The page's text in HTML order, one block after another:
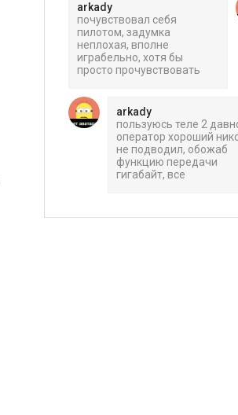
arkady
почувствовал себя
пилотом, задумка
неплохая, вполне
играбельно, хотя бы
просто прочувствовать
arkady
пользуюсь теле 2
оператор хороший
не подводил, обожаб
функцию передачи
гигабайт, все